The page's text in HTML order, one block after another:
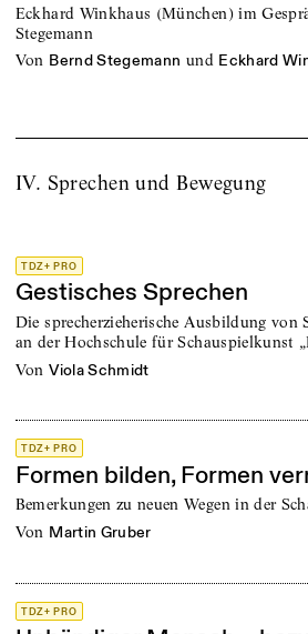
Eckhard Winkhaus (München) im
Stegemann
von Bernd Stegemann und Eckhard
IV. Sprechen und Bewegung
TDZ+ PRO
Gestisches Sprechen
Die sprecherzieherische Ausbildung von
an der Hochschule für Schauspielkunst
von Viola Schmidt
TDZ+ PRO
Formen bilden, Formen
Bemerkungen zu neuen Wegen in der
von Martin Gruber
TDZ+ PRO